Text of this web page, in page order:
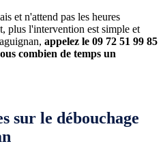
et n'attend pas les heures
plus l'intervention est simple et
appelez le 09 72 51 99 85
combien de temps un
sur le débouchage